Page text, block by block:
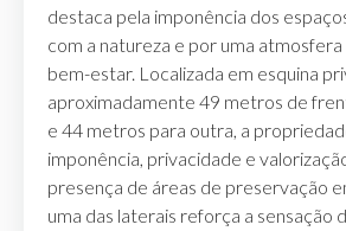
destaca pela imponência dos
com a natureza e por uma atmosfera
bem-estar. Localizada em esquina
aproximadamente 49 metros de
e 44 metros para outra, a
imponência, privacidade e
presença de áreas de preservação
uma das laterais reforça a sensação